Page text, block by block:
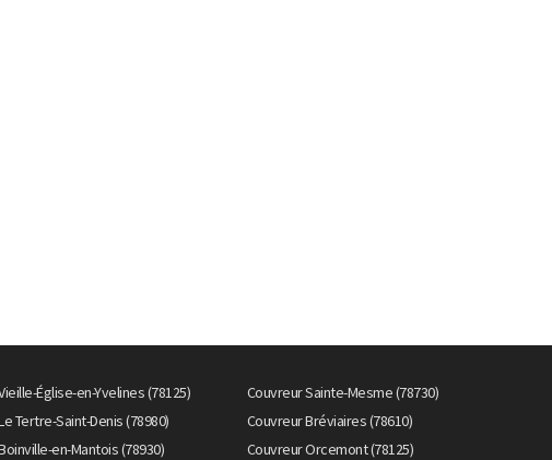
Église-en-Yvelines (78125) Couvreur Sainte-Mesme (78730)
Tertre-Saint-Denis (78980) Couvreur Bréviaires (78610)
en-Mantois (78930) Couvreur Orcemont (78125)